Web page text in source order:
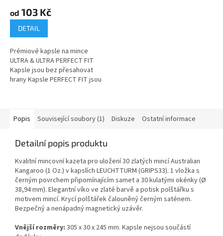
od 103 Kč
DETAIL
Prémiové kapsle na mince
ULTRA & ULTRA PERFECT FIT
Kapsle jsou bez přesahovat
hrany Kapsle PERFECT FIT jsou
Popis
Související soubory (1) Diskuze Ostatní informace
Detailní popis produktu
Kvalitní mincovní kazeta pro uložení 30 zlatých mincí Australian
Kangaroo (1 Oz.) v kapslích LEUCHTTURM (GRIPS33). 1 vložka s
černým povrchem připomínajícím samet a 30 kulatými okénky (Ø
38,94 mm). Elegantní víko ve zlaté barvě a potisk polštářku s
motivem mincí. Krycí polštářek čalouněný černým saténem.
Bezpečný a nenápadný magnetický uzávěr.
Vnější rozměry: 305 x 30 x 245 mm. Kapsle nejsou součástí